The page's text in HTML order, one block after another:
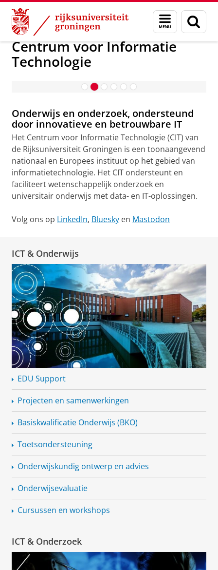
Skip
Content
Skip
Navigation
Menu
en
zoeken
Centrum voor Informatie Technologie
Centrum voor Informatie
Technologie
Research Support Hub
Onderwijs en onderzoek, ondersteund
door innovatieve en betrouwbare IT
Het Centrum voor Informatie Technologie (CIT) van
de Rijksuniversiteit Groningen is een toonaangevend
nationaal en Europees instituut op het gebied van
informatietechnologie. Het CIT ondersteunt en
faciliteert wetenschappelijk onderzoek en
universitair onderwijs met data- en IT-oplossingen.
Volg ons op LinkedIn, Bluesky en Mastodon
ICT & Onderwijs
EDU Support
Projecten en samenwerkingen
Basiskwalificatie Onderwijs (BKO)
Toetsondersteuning
Onderwijskundig ontwerp en advies
Onderwijsevaluatie
Cursussen en workshops
ICT & Onderzoek